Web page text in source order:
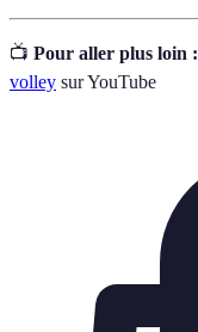
📺 Pour aller plus loin :
volley sur YouTube